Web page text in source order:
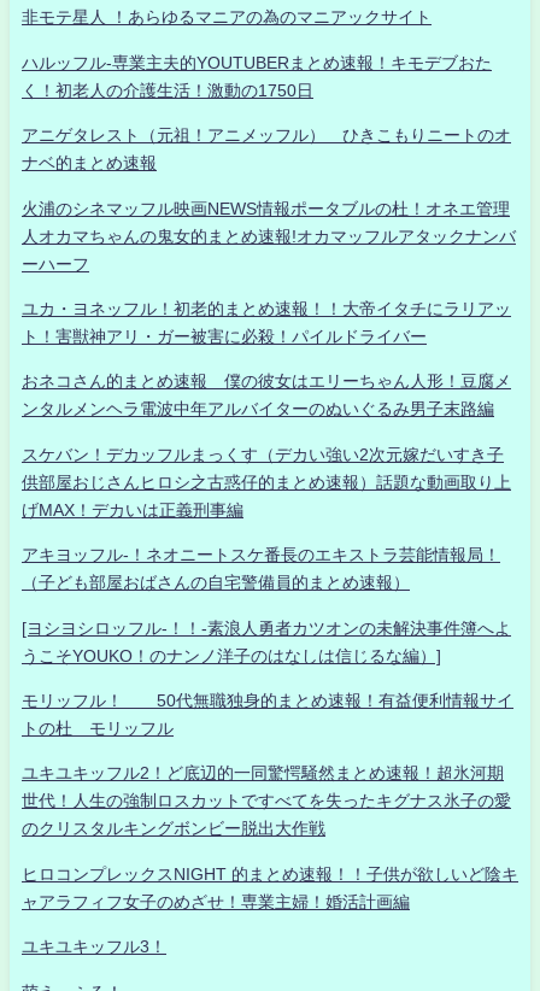
非モテ星人 ！あらゆるマニアの為のマニアックサイト
ハルッフル-専業主夫的YOUTUBERまとめ速報！キモデブおた
く！初老人の介護生活！激動の1750日
アニゲタレスト（元祖！アニメッフル） ひきこもりニートのオ
ナベ的まとめ速報
火浦のシネマッフル映画NEWS情報ポータブルの杜！オネエ管理
人オカマちゃんの鬼女的まとめ速報!オカマッフルアタックナンバ
ーハーフ
ユカ・ヨネッフル！初老的まとめ速報！！大帝イタチにラリアッ
ト！害獣神アリ・ガー被害に必殺！パイルドライバー
おネコさん的まとめ速報 僕の彼女はエリーちゃん人形！豆腐メ
ンタルメンヘラ電波中年アルバイターのぬいぐるみ男子末路編
スケバン！デカッフルまっくす（デカい強い2次元嫁だいすき子
供部屋おじさんヒロシ之古惑仔的まとめ速報）話題な動画取り上
げMAX！デカいは正義刑事編
アキヨッフル-！ネオニートスケ番長のエキストラ芸能情報局！
（子ども部屋おばさんの自宅警備員的まとめ速報）
[ヨシヨシロッフル-！！-素浪人勇者カツオンの未解決事件簿へよ
うこそYOUKO！のナンノ洋子のはなしは信じるな編）]
モリッフル！ 50代無職独身的まとめ速報！有益便利情報サイ
トの杜 モリッフル
ユキユキッフル2！ど底辺的一同驚愕騒然まとめ速報！超氷河期
世代！人生の強制ロスカットですべてを失ったキグナス氷子の愛
のクリスタルキングボンビー脱出大作戦
ヒロコンプレックスNIGHT 的まとめ速報！！子供が欲しいど陰キ
ャアラフィフ女子のめざせ！専業主婦！婚活計画編
ユキユキッフル3！